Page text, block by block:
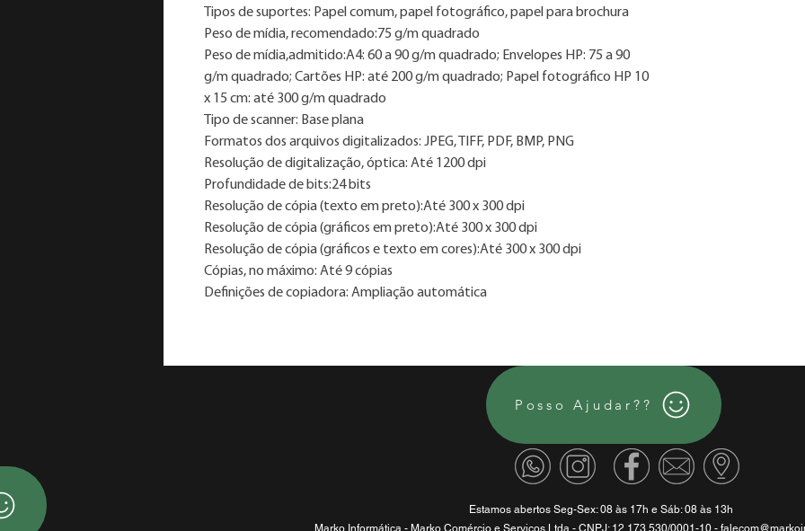
Tipos de suportes: Papel comum, papel fotográfico, papel para brochura
Peso de mídia, recomendado:75 g/m quadrado
Peso de mídia,admitido:A4: 60 a 90 g/m quadrado; Envelopes HP: 75 a 90
g/m quadrado; Cartões HP: até 200 g/m quadrado; Papel fotográfico HP 10
x 15 cm: até 300 g/m quadrado
Tipo de scanner: Base plana
Formatos dos arquivos digitalizados: JPEG, TIFF, PDF, BMP, PNG
Resolução de digitalização, óptica: Até 1200 dpi
Profundidade de bits:24 bits
Resolução de cópia (texto em preto):Até 300 x 300 dpi
Resolução de cópia (gráficos em preto):Até 300 x 300 dpi
Resolução de cópia (gráficos e texto em cores):Até 300 x 300 dpi
Cópias, no máximo: Até 9 cópias
Definições de copiadora: Ampliação automática
Posso Ajudar??
Estamos abertos Seg-Sex: 08 às 17h e Sáb: 08 às 13h
Marko Informática - Marko Comércio e Serviços Ltda - CNPJ: 12.173.530/0001-10 -